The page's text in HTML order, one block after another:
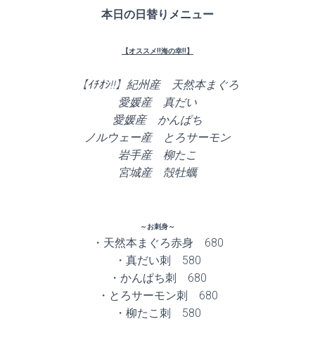
本日の日替りメニュー
【オススメ!!海の幸!!】
【ｲﾁｵｼ!!】紀州産 天然本まぐろ
愛媛産 真だい
愛媛産 かんぱち
ノルウェー産 とろサーモン
岩手産 柳たこ
宮城産 殻牡蠣
～お刺身～
・天然本まぐろ赤身 680
・真だい刺 580
・かんぱち刺 680
・とろサーモン刺 680
・柳たこ刺 580